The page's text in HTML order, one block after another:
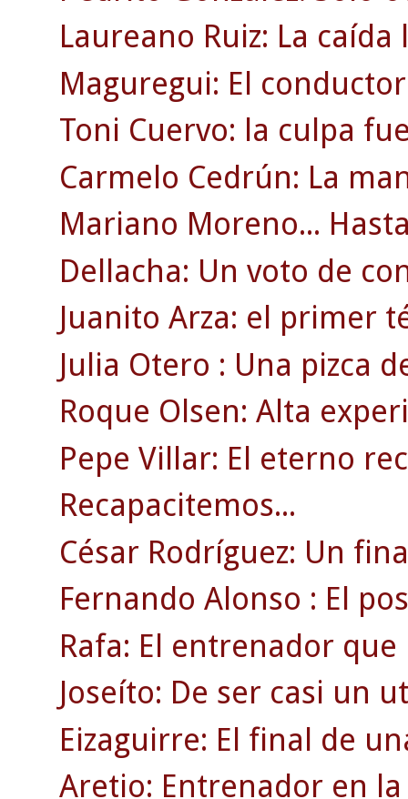
Laureano Ruiz: La
Maguregui: El
Toni Cuervo: la culpa
Carmelo Cedrún: La
Mariano Moreno...
Dellacha: Un voto de
Juanito Arza: el primer
Julia Otero : Una pizca
Roque Olsen: Alta
Pepe Villar: El eterno
Recapacitemos...
César Rodríguez: Un
Fernando Alonso : El
Rafa: El entrenador
Joseíto: De ser casi un
Eizaguirre: El final de
Aretio: Entrenador en